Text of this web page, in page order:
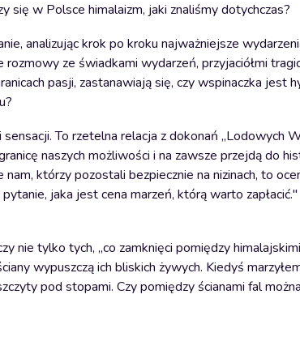
się w Polsce himalaizm, jaki znaliśmy dotychczas?
analizując krok po kroku najważniejsze
ze świadkami wydarzeń, przyjaciółmi
pasji, zastanawiają się, czy wspinaczka jest
To rzetelna relacja z dokonań „Lodowych
naszych możliwości i na zawsze przejdą do
nam, którzy pozostali bezpiecznie na nizinach, to
jaka jest cena marzeń, którą warto zapłacić."
nie tylko tych, „co zamknięci pomiędzy
wypuszczą ich bliskich żywych. Kiedyś
pod stopami. Czy pomiędzy ścianami fal